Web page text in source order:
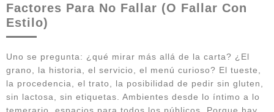
Factores Para No Fallar (O Fallar Con
Estilo)
Uno se pregunta: ¿qué mirar más allá de la carta? ¿El
grano, la historia, el servicio, el menú curioso? El tueste,
la procedencia, el trato, la posibilidad de pedir sin gluten,
sin lactosa, sin etiquetas. Ambientes desde lo íntimo a lo